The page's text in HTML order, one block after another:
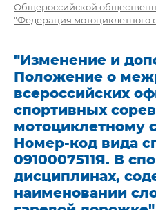
Общероссийской
"Федерация мотоциклетного
"Изменение и
Положение о
всероссийских
спортивных
мотоциклетному
Номер-код вида
0910007511Я. В
дисциплинах,
наименовании